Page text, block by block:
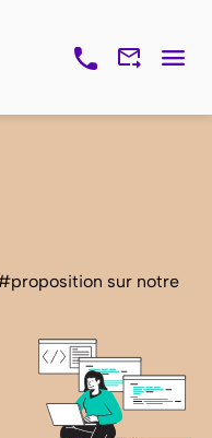
sur notre